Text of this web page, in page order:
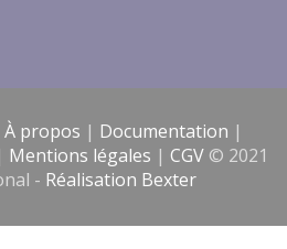
À propos | Documentation |
Mentions légales | CGV © 2021
- Réalisation Bexter